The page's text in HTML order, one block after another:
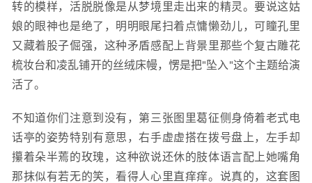
转的模样，活脱脱像是从梦境里走出来的精灵。要说这姑
娘的眼神也是绝了，明明眼尾扫着点慵懒劲儿，可瞳孔里
又藏着股子倔强，这种矛盾感配上背景里那些个复古雕花
梳妆台和凌乱铺开的丝绒床幔，愣是把"坠入"这个主题给演
活了。
不知道你们注意到没有，第三张图里葛征侧身倚着老式电
话亭的姿势特别有意思，右手虚虚搭在拨号盘上，左手却
攥着朵半蔫的玫瑰，这种欲说还休的肢体语言配上她嘴角
那抹似有若无的笑，看得人心里直痒痒。说真的，这套图